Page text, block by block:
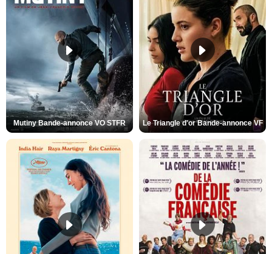
Mutiny Bande-annonce VO STFR Le Triangle d'or Bande-annonce VF